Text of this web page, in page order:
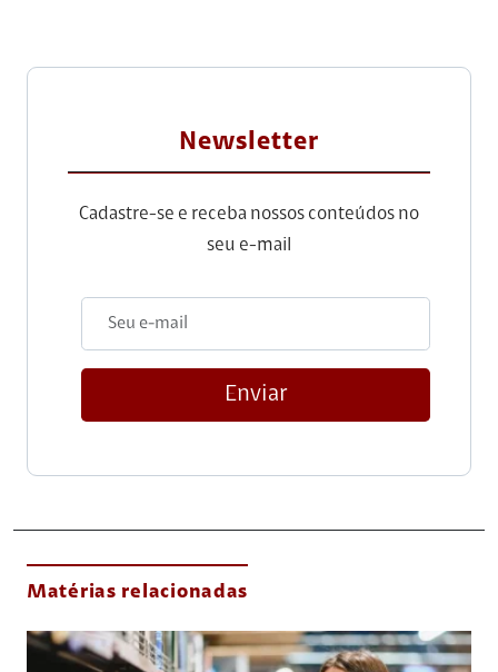
Newsletter
Cadastre-se e receba nossos conteúdos no
seu e-mail
Enviar
Matérias relacionadas